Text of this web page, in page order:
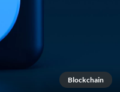
Blockchain